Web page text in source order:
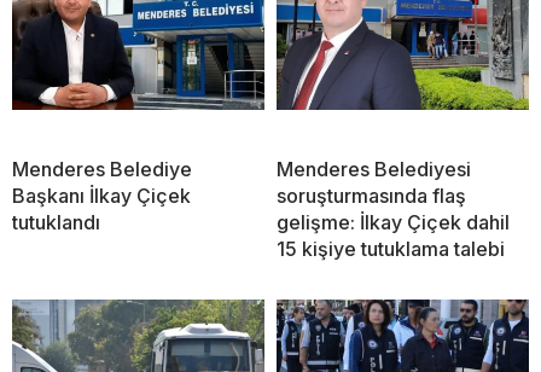
Menderes Belediye
Başkanı İlkay Çiçek
tutuklandı
Menderes Belediyesi
soruşturmasında flaş
gelişme: İlkay Çiçek dahil
15 kişiye tutuklama talebi